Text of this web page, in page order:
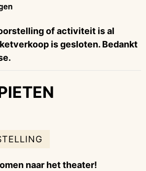
of activiteit is al
is gesloten. Bedankt
naar het theater!